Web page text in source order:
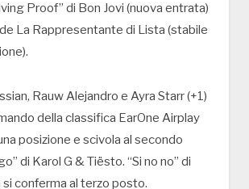
Proof” di Bon Jovi (nuova entrata)
La Rappresentante di Lista (stabile
Rauw Alejandro e Ayra Starr (+1)
della classifica EarOne Airplay
posizione e scivola al secondo
di Karol G & Tiësto. “Si no no” di
si conferma al terzo posto.